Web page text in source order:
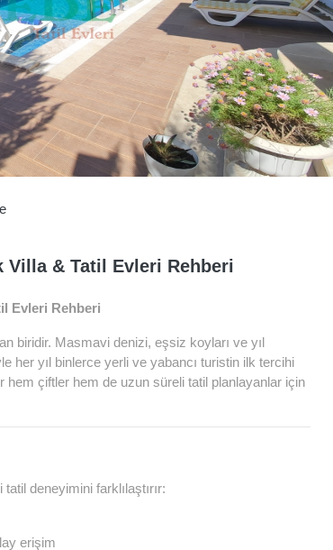
Villa & Tatil Evleri Rehberi
Evleri Rehberi
biridir. Masmavi denizi, eşsiz koyları ve yıl
her yıl binlerce yerli ve yabancı turistin ilk tercihi
hem çiftler hem de uzun süreli tatil planlayanlar için
deneyimini farklılaştırır:
erişim